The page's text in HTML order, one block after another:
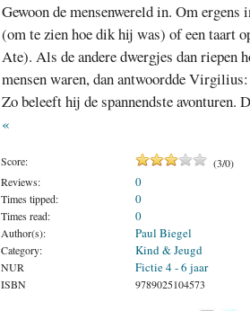
Gewoon de mensenwereld in. Om
(om te zien hoe dik hij was) of een taart
Ate). Als de andere dwergjes dan riepen
mensen waren, dan antwoordde
Zo beleeft hij de spannendste
«
Score: (3/0)
Reviews:
0
Times tipped: 0
Times read: 0
Author(s): Paul Biegel
Category: Kind & Jeugd
NUR Fictie 4 - 6 jaar
ISBN 9789025104573